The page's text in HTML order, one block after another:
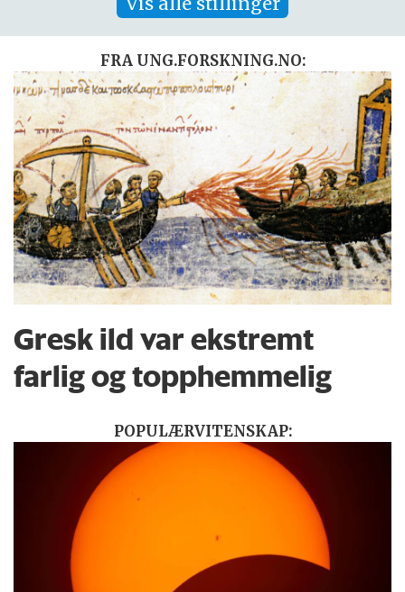
FRA UNG.FORSKNING.NO:
Gresk ild var ekstremt
farlig og topphemmelig
POPULÆRVITENSKAP: